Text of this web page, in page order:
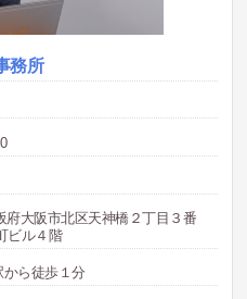
務所
府大阪市北区天神橋２丁目３番
ビル４階
ら徒歩１分